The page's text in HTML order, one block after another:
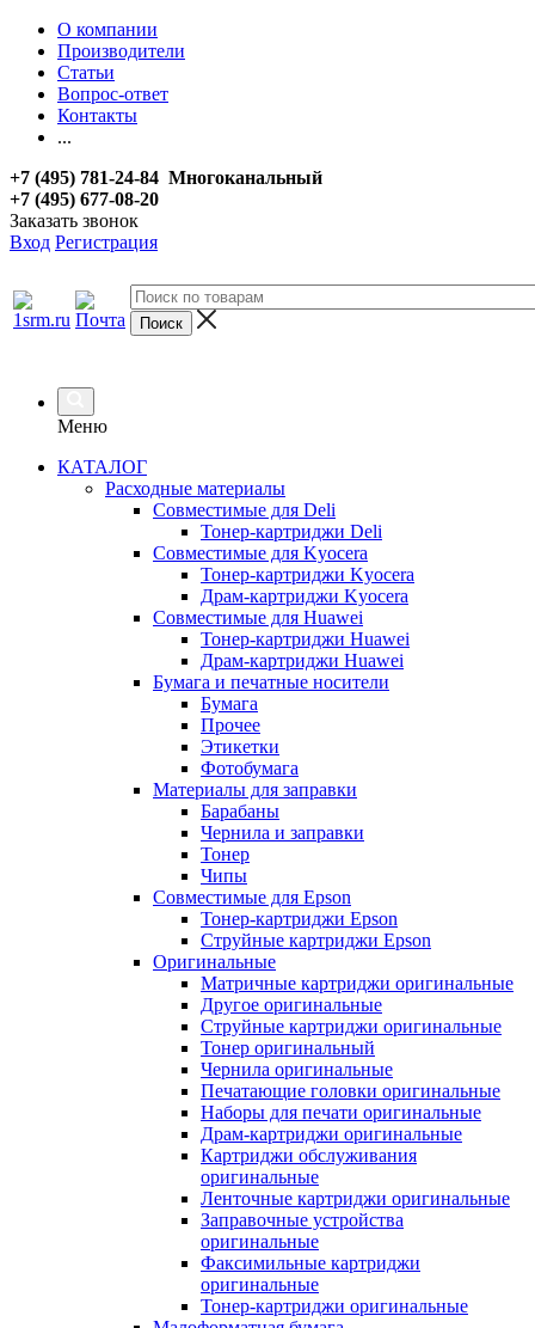
О компании
Производители
Статьи
Вопрос-ответ
Контакты
...
+7 (495) 781-24-84 Многоканальный
+7 (495) 677-08-20
Заказать звонок
Вход Регистрация
Меню
КАТАЛОГ
Расходные материалы
Совместимые для Deli
Тонер-картриджи Deli
Совместимые для Kyocera
Тонер-картриджи Kyocera
Драм-картриджи Kyocera
Совместимые для Huawei
Тонер-картриджи Huawei
Драм-картриджи Huawei
Бумага и печатные носители
Бумага
Прочее
Этикетки
Фотобумага
Материалы для заправки
Барабаны
Чернила и заправки
Тонер
Чипы
Совместимые для Epson
Тонер-картриджи Epson
Струйные картриджи Epson
Оригинальные
Матричные картриджи оригинальные
Другое оригинальные
Струйные картриджи оригинальные
Тонер оригинальный
Чернила оригинальные
Печатающие головки оригинальные
Наборы для печати оригинальные
Драм-картриджи оригинальные
Картриджи обслуживания
оригинальные
Ленточные картриджи оригинальные
Заправочные устройства
оригинальные
Факсимильные картриджи
оригинальные
Тонер-картриджи оригинальные